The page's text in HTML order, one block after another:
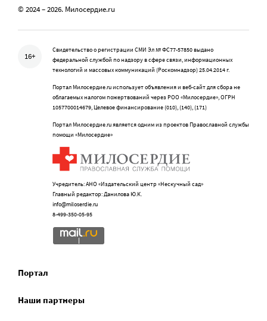
© 2024 – 2026. Милосердие.ru
16+
Свидетельство о регистрации СМИ Эл № ФС77-57850 выдано
федеральной службой по надзору в сфере связи, информационных
технологий и массовых коммуникаций (Роскомнадзор) 25.04.2014 г.
Портал Милосердие.ru использует объявления и веб-сайт для сбора не
облагаемых налогом пожертвований через РОО «Милосердие», ОГРН
1057700014679, Целевое финансирование (010), (140), (171)
Портал Милосердие.ru является одним из проектов Православной службы
помощи «Милосердие»
Учредитель: АНО «Издательский центр «Нескучный сад»
Главный редактор: Данилова Ю.К.
info@miloserdie.ru
8-499-350-05-95
Портал
Наши партнеры